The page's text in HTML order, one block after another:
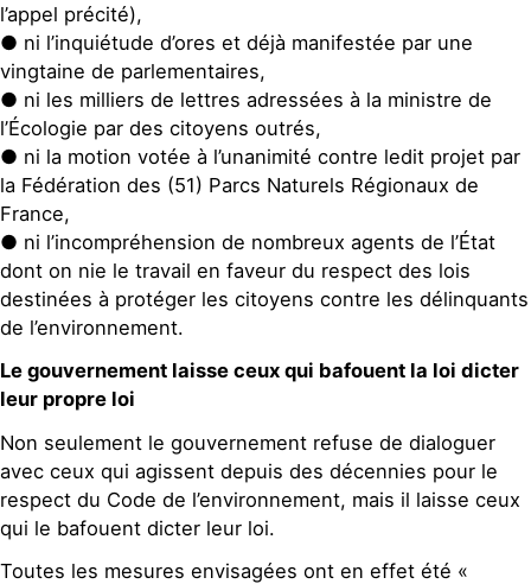
l’appel précité),
● ni l’inquiétude d’ores et déjà manifestée par une
vingtaine de parlementaires,
● ni les milliers de lettres adressées à la ministre de
l’Écologie par des citoyens outrés,
● ni la motion votée à l’unanimité contre ledit projet par
la Fédération des (51) Parcs Naturels Régionaux de
France,
● ni l’incompréhension de nombreux agents de l’État
dont on nie le travail en faveur du respect des lois
destinées à protéger les citoyens contre les délinquants
de l’environnement.
Le gouvernement laisse ceux qui bafouent la loi dicter
leur propre loi
Non seulement le gouvernement refuse de dialoguer
avec ceux qui agissent depuis des décennies pour le
respect du Code de l’environnement, mais il laisse ceux
qui le bafouent dicter leur loi.
Toutes les mesures envisagées ont en effet été «